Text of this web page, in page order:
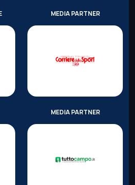
MEDIA PARTNER
MEDIA PARTNER